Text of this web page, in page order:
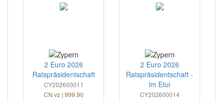
2 Euro 2026
Ratspräsidentschaft
CY202600011
CN vz | 999.90
2 Euro 2026
Ratspräsidentschaft -
im Etui
CY202600014